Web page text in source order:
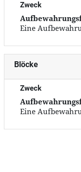
Zweck
Eine
Blöcke
Zweck
Eine